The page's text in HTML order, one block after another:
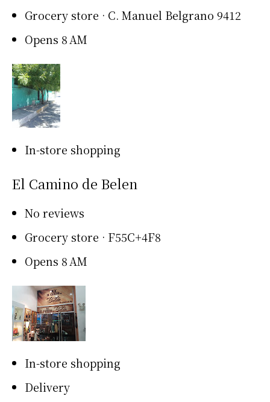
Grocery store · C. Manuel Belgrano 9412
Opens 8 AM
In-store shopping
El Camino de Belen
No reviews
Grocery store · F55C+4F8
Opens 8 AM
In-store shopping
Delivery